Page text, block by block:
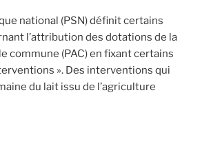
national (PSN) définit certains
l’attribution des dotations de la
commune (PAC) en fixant certains
». Des interventions qui
du lait issu de l’agriculture